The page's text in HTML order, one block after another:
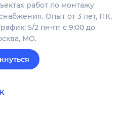
работ по монтажу
Опыт от 3 лет, ПК,
5/2 пн-пт с 9:00 до
МО.